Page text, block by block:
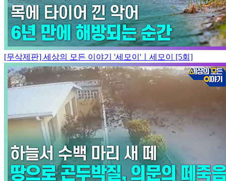
[무삭제판] 세상의 모든 이야기 '세모이'ㅣ세모이 [5회]